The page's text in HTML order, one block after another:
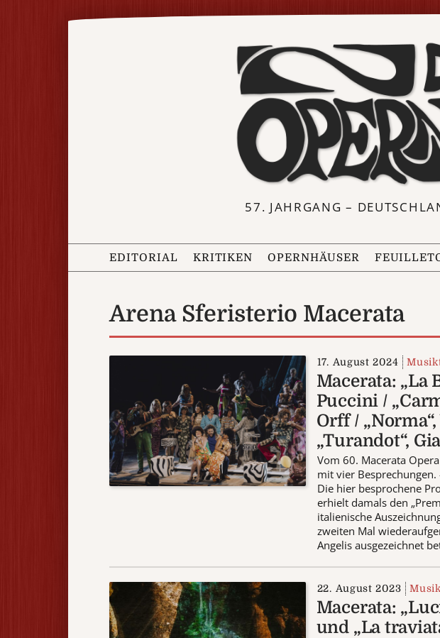
57. JAHRGANG –
EDITORIAL KRITIKEN OPERNHÄUSER
Arena Sferisterio Macerata
17. August 2024
Macerata: „La
Puccini /
Orff /
„Turandot“,
Vom 60. Macerata
mit vier Besprechungen.
Die hier besprochene
erhielt damals den
italienische
zweiten Mal
Angelis ausgezeichnet
22. August 2023
Macerata:
und „La